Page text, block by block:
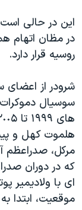
این در حالی‌
در مظان اتهام
روسیه قرار دارد.
شرودر از
سوسیال
هلموت کهل و
مرکل، صدراعظم
که در دوران
ای با ولادیمیر
موقعیت، ابتدا